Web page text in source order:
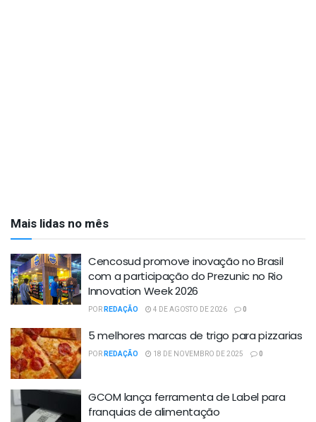
Mais lidas no mês
Cencosud promove inovação no Brasil
com a participação do Prezunic no Rio
Innovation Week 2026
PORREDAÇÃO 4 DE AGOSTO DE 2026 0
5 melhores marcas de trigo para pizzarias
PORREDAÇÃO 18 DE NOVEMBRO DE 2025 0
GCOM lança ferramenta de Label para
franquias de alimentação